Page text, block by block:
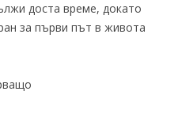
доста време, докато
за първи път в живота